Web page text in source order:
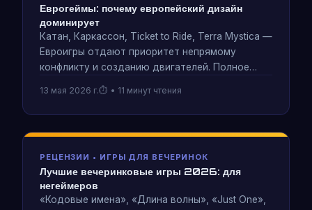
Еврогеймы: почему европейский дизайн
доминирует
Катан, Каркассон, Ticket to Ride, Terra Mystica —
Евроигры отдают приоритет непрямому
конфликту и созданию двигателей. Полное
дизайна и почему она доминирует в топ-100
BGG.
13 мая 2026 г. • 11 минут чтения
РЕЦЕНЗИИ • ИГРЫ ДЛЯ ВЕЧЕРИНОК
Лучшие вечеринковые игры 2026: для
негеймеров
«Кодовые имена», «Длина волны», «Just One»,